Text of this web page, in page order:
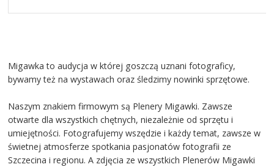
Migawka to audycja w której goszczą uznani fotograficy,
bywamy też na wystawach oraz śledzimy nowinki sprzętowe.
Naszym znakiem firmowym są Plenery Migawki. Zawsze
otwarte dla wszystkich chętnych, niezależnie od sprzętu i
umiejętności. Fotografujemy wszędzie i każdy temat, zawsze w
świetnej atmosferze spotkania pasjonatów fotografii ze
Szczecina i regionu. A zdjęcia ze wszystkich Plenerów Migawki